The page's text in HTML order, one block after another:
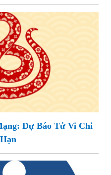
Dự Báo Tử Vi Chi